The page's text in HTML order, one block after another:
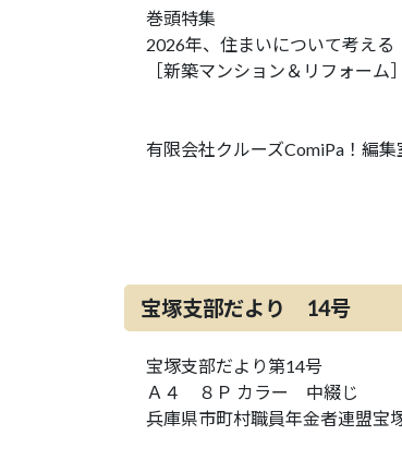
巻頭特集
2026年、住まいについて考える
［新築マンション＆リフォーム］
有限会社クルーズComiPa！編集
宝塚支部だより 14号
宝塚支部だより第14号
Ａ４ ８Ｐ カラー 中綴じ
兵庫県市町村職員年金者連盟宝